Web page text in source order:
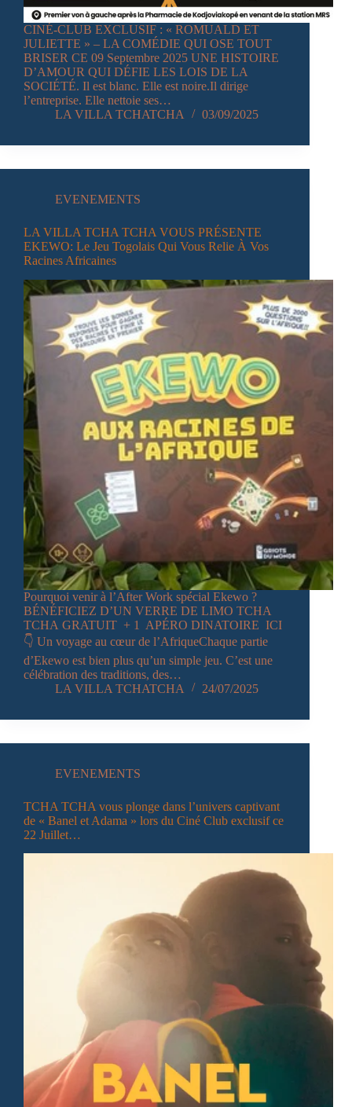
CINÉ-CLUB EXCLUSIF : « ROMUALD ET
JULIETTE » – LA COMÉDIE QUI OSE TOUT
BRISER CE 09 Septembre 2025 UNE HISTOIRE
D’AMOUR QUI DÉFIE LES LOIS DE LA
SOCIÉTÉ. Il est blanc. Elle est noire.Il dirige
l’entreprise. Elle nettoie ses…
LA VILLA TCHATCHA
03/09/2025
EVENEMENTS
LA VILLA TCHA TCHA VOUS PRÉSENTE
EKEWO: Le Jeu Togolais Qui Vous Relie À Vos
Racines Africaines
Pourquoi venir à l’After Work spécial Ekewo ?
BÉNÉFICIEZ D’UN VERRE DE LIMO TCHA
TCHA GRATUIT + 1 APÉRO DINATOIRE ICI
👇 Un voyage au cœur de l’AfriqueChaque partie
d’Ekewo est bien plus qu’un simple jeu. C’est une
célébration des traditions, des…
LA VILLA TCHATCHA
24/07/2025
EVENEMENTS
TCHA TCHA vous plonge dans l’univers captivant
de « Banel et Adama » lors du Ciné Club exclusif ce
22 Juillet…